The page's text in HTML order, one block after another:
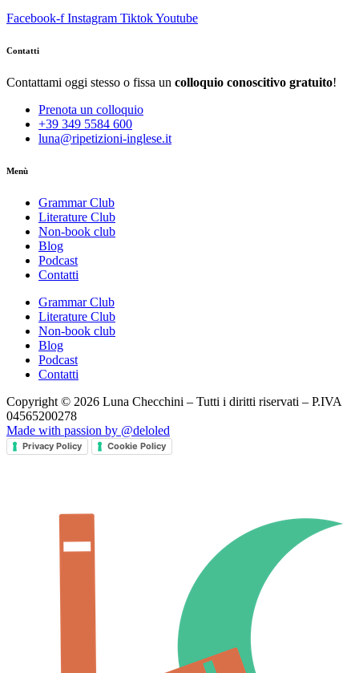
Facebook-f Instagram TiktokYoutube
Contatti
Contattami oggi stesso o fissa un colloquio conoscitivo gratuito!
Prenota un colloquio
+39 349 5584 600
luna@ripetizioni-inglese.it
Menù
Grammar Club
Literature Club
Non-book club
Blog
Podcast
Contatti
Grammar Club
Literature Club
Non-book club
Blog
Podcast
Contatti
Copyright © 2026 Luna Checchini – Tutti i diritti riservati – P.IVA
04565200278
Made with passion by @deloled
Privacy Policy Cookie Policy